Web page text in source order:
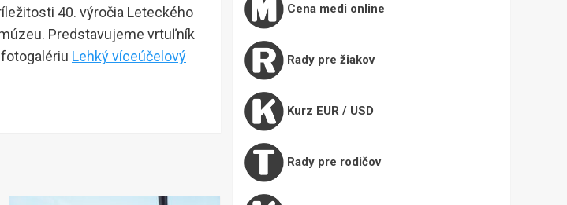
40. výročia Leteckého
Predstavujeme vrtuľník
Lehký víceúčelový
Cena medi online
Rady pre žiakov
Kurz EUR / USD
Rady pre rodičov